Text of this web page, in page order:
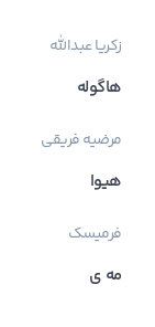
زکریا عبدالله
هاگوله
مرضیه فریقی
هیوا
فرمیسک
مه ی